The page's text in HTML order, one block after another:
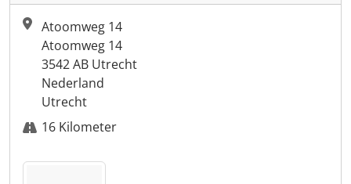
Atoomweg 14
Atoomweg 14
3542 AB Utrecht
Nederland
Utrecht
16 Kilometer